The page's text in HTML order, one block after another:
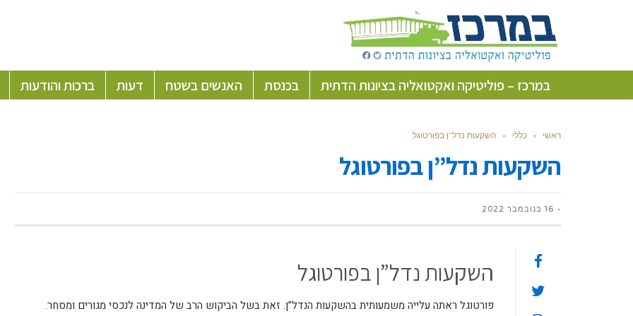
במרכז – פוליטיקה ואקטואליה בציונות הדתית בכנסת האנשים בשטח דעות ברכות והודעות
ראשי » כללי » השקעות נדל”ן בפורטוגל
השקעות נדל”ן בפורטוגל
16 בנובמבר 2022
השקעות נדל”ן בפורטוגל
פורטוגל ראתה עלייה משמעותית בהשקעות הנדל”ן. זאת בשל הביקוש הרב של המדינה לנכסי מגורים ומסחר.